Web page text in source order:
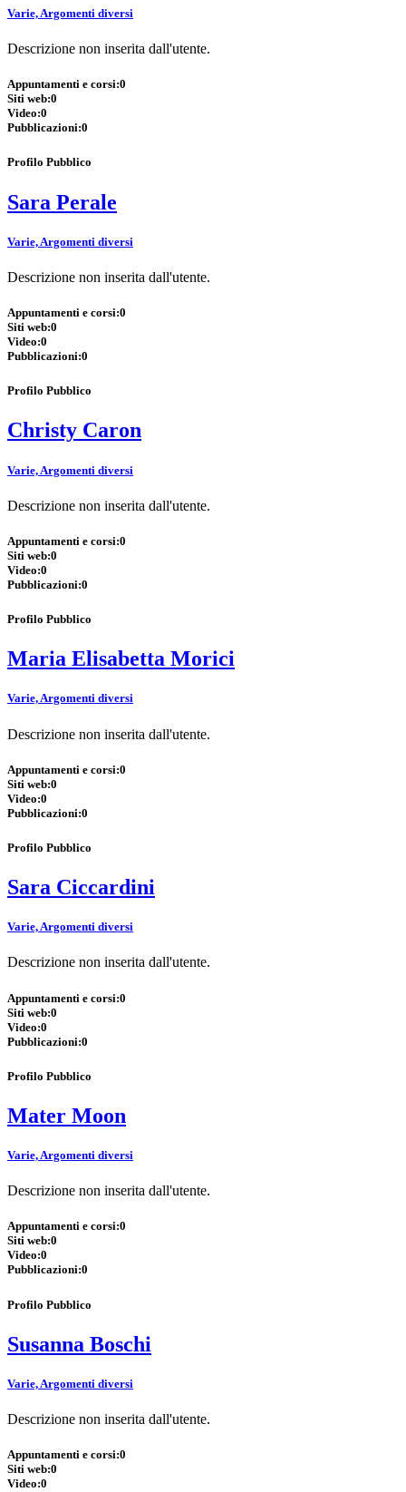
Varie, Argomenti diversi
Descrizione non inserita dall'utente.
Appuntamenti e corsi:0
Siti web:0
Video:0
Pubblicazioni:0
Profilo Pubblico
Sara Perale
Varie, Argomenti diversi
Descrizione non inserita dall'utente.
Appuntamenti e corsi:0
Siti web:0
Video:0
Pubblicazioni:0
Profilo Pubblico
Christy Caron
Varie, Argomenti diversi
Descrizione non inserita dall'utente.
Appuntamenti e corsi:0
Siti web:0
Video:0
Pubblicazioni:0
Profilo Pubblico
Maria Elisabetta Morici
Varie, Argomenti diversi
Descrizione non inserita dall'utente.
Appuntamenti e corsi:0
Siti web:0
Video:0
Pubblicazioni:0
Profilo Pubblico
Sara Ciccardini
Varie, Argomenti diversi
Descrizione non inserita dall'utente.
Appuntamenti e corsi:0
Siti web:0
Video:0
Pubblicazioni:0
Profilo Pubblico
Mater Moon
Varie, Argomenti diversi
Descrizione non inserita dall'utente.
Appuntamenti e corsi:0
Siti web:0
Video:0
Pubblicazioni:0
Profilo Pubblico
Susanna Boschi
Varie, Argomenti diversi
Descrizione non inserita dall'utente.
Appuntamenti e corsi:0
Siti web:0
Video:0